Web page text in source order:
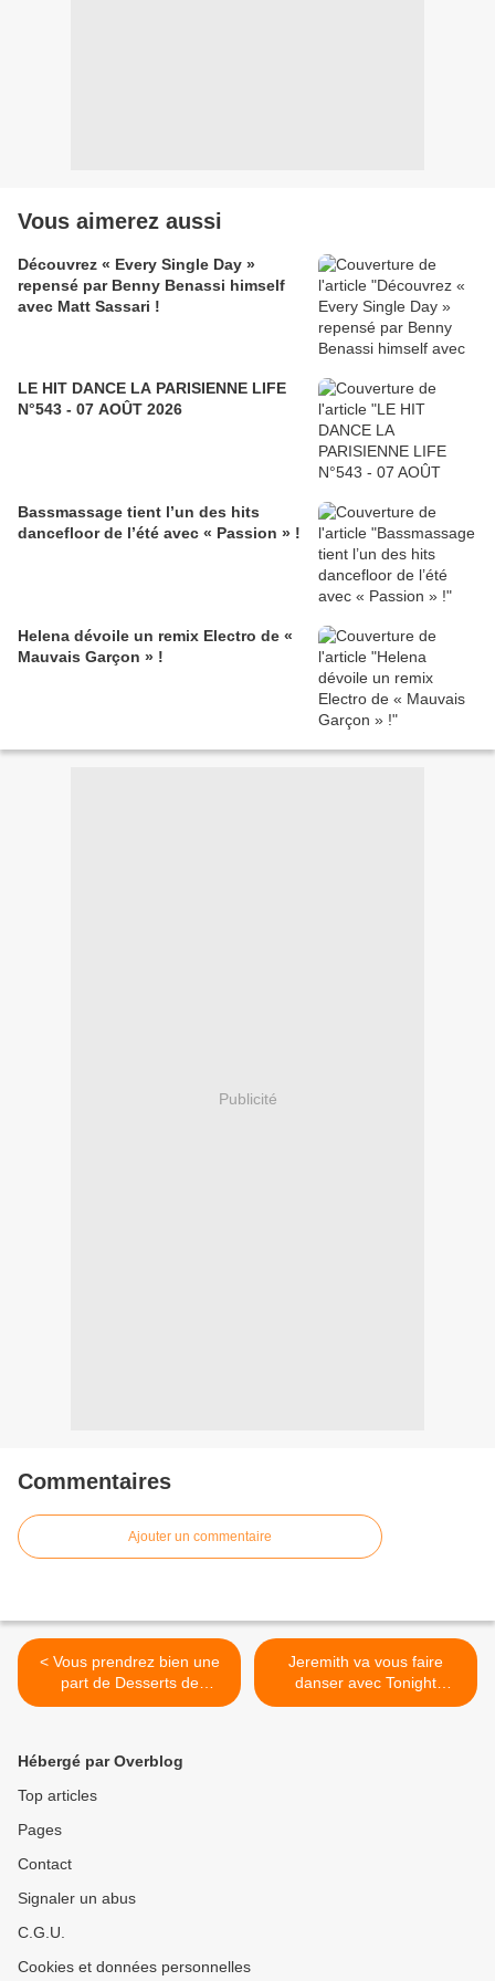
Vous aimerez aussi
Découvrez « Every Single Day »
repensé par Benny Benassi himself
avec Matt Sassari !
LE HIT DANCE LA PARISIENNE LIFE
N°543 - 07 AOÛT 2026
Bassmassage tient l’un des hits
dancefloor de l’été avec « Passion » !
Helena dévoile un remix Electro de «
Mauvais Garçon » !
Publicité
Commentaires
Ajouter un commentaire
< Vous prendrez bien une
part de Desserts de
Cazzette ?
Jeremith va vous faire
danser avec Tonight
Belongs To You ! >
Hébergé par Overblog
Top articles
Pages
Contact
Signaler un abus
C.G.U.
Cookies et données personnelles